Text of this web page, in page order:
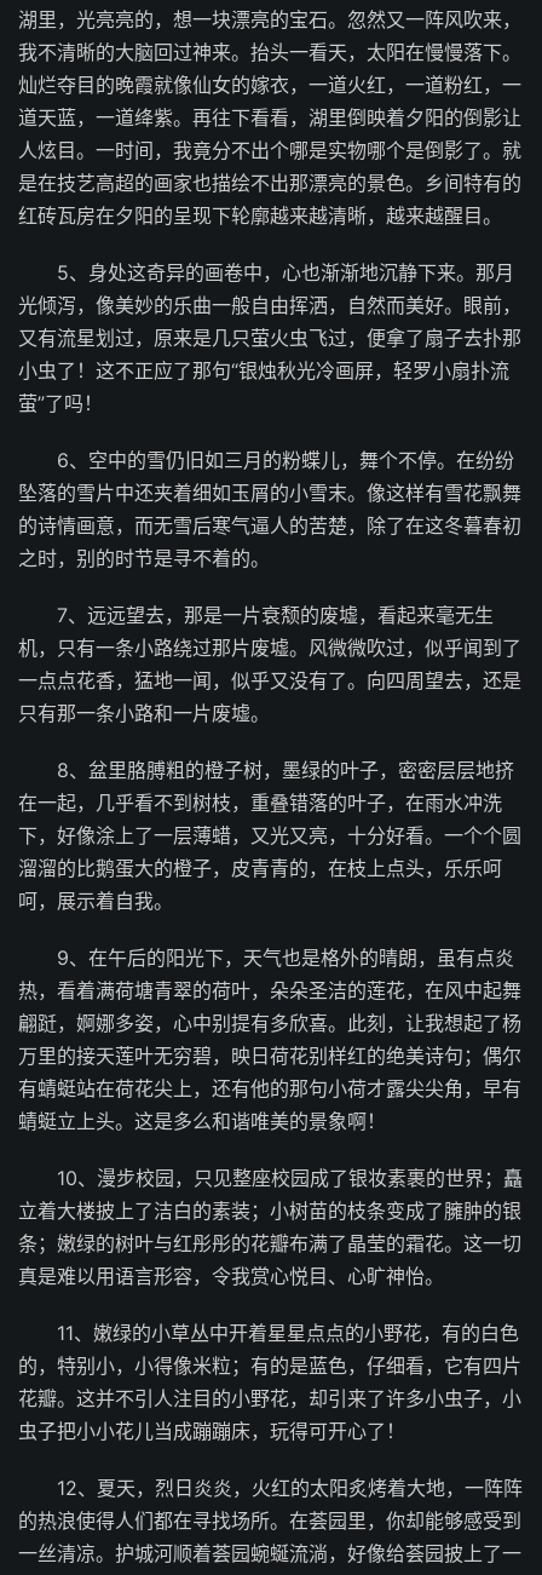
湖里，光亮亮的，想一块漂亮的宝石。忽然又一阵风吹来，
我不清晰的大脑回过神来。抬头一看天，太阳在慢慢落下。
灿烂夺目的晚霞就像仙女的嫁衣，一道火红，一道粉红，一
道天蓝，一道绛紫。再往下看看，湖里倒映着夕阳的倒影让
人炫目。一时间，我竟分不出个哪是实物哪个是倒影了。就
是在技艺高超的画家也描绘不出那漂亮的景色。乡间特有的
红砖瓦房在夕阳的呈现下轮廓越来越清晰，越来越醒目。
5、身处这奇异的画卷中，心也渐渐地沉静下来。那月
光倾泻，像美妙的乐曲一般自由挥洒，自然而美好。眼前，
又有流星划过，原来是几只萤火虫飞过，便拿了扇子去扑那
小虫了！这不正应了那句“银烛秋光冷画屏，轻罗小扇扑流
萤”了吗！
6、空中的雪仍旧如三月的粉蝶儿，舞个不停。在纷纷
坠落的雪片中还夹着细如玉屑的小雪末。像这样有雪花飘舞
的诗情画意，而无雪后寒气逼人的苦楚，除了在这冬暮春初
之时，别的时节是寻不着的。
7、远远望去，那是一片衰颓的废墟，看起来毫无生
机，只有一条小路绕过那片废墟。风微微吹过，似乎闻到了
一点点花香，猛地一闻，似乎又没有了。向四周望去，还是
只有那一条小路和一片废墟。
8、盆里胳膊粗的橙子树，墨绿的叶子，密密层层地挤
在一起，几乎看不到树枝，重叠错落的叶子，在雨水冲洗
下，好像涂上了一层薄蜡，又光又亮，十分好看。一个个圆
溜溜的比鹅蛋大的橙子，皮青青的，在枝上点头，乐乐呵
呵，展示着自我。
9、在午后的阳光下，天气也是格外的晴朗，虽有点炎
热，看着满荷塘青翠的荷叶，朵朵圣洁的莲花，在风中起舞
翩跹，婀娜多姿，心中别提有多欣喜。此刻，让我想起了杨
万里的接天莲叶无穷碧，映日荷花别样红的绝美诗句；偶尔
有蜻蜓站在荷花尖上，还有他的那句小荷才露尖尖角，早有
蜻蜓立上头。这是多么和谐唯美的景象啊！
10、漫步校园，只见整座校园成了银妆素裹的世界；矗
立着大楼披上了洁白的素装；小树苗的枝条变成了臃肿的银
条；嫩绿的树叶与红彤彤的花瓣布满了晶莹的霜花。这一切
真是难以用语言形容，令我赏心悦目、心旷神怡。
11、嫩绿的小草丛中开着星星点点的小野花，有的白色
的，特别小，小得像米粒；有的是蓝色，仔细看，它有四片
花瓣。这并不引人注目的小野花，却引来了许多小虫子，小
虫子把小小花儿当成蹦蹦床，玩得可开心了！
12、夏天，烈日炎炎，火红的太阳炙烤着大地，一阵阵
的热浪使得人们都在寻找场所。在荟园里，你却能够感受到
一丝清凉。护城河顺着荟园蜿蜒流淌，好像给荟园披上了一